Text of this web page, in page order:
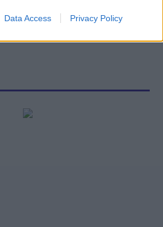
Data Access Privacy Policy